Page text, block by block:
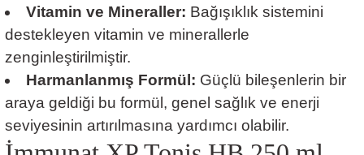
Vitamin ve Mineraller: Bağışıklık sistemini
destekleyen vitamin ve minerallerle
zenginleştirilmiştir.
Harmanlanmış Formül: Güçlü bileşenlerin bir
araya geldiği bu formül, genel sağlık ve enerji
seviyesinin artırılmasına yardımcı olabilir.